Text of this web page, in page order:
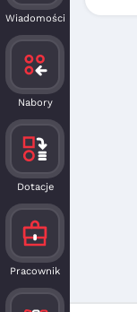
Wiadomości
Nabory
Dotacje
Pracownik